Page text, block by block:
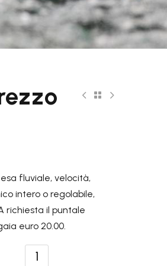
SALES
OFFERTE
fluviale, velocità,
intero o regolabile,
richiesta il puntale
euro 20.00.
Jantex